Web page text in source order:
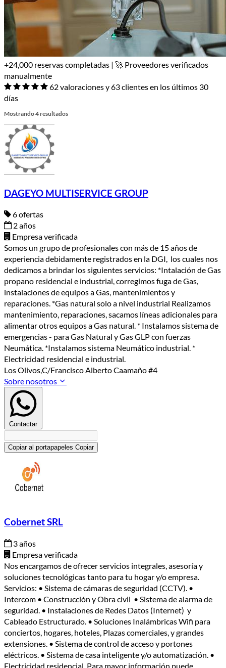
+24,000 reservas completadas | 🚀 Proveedores verificados
manualmente
62 valoraciones y 63 clientes en los últimos 30
días
Mostrando 4 resultados
DAGEYO MULTISERVICE GROUP
6 ofertas
2 años
Empresa verificada
Somos un grupo de profesionales con más de 15 años de
experiencia debidamente registrados en la DGI, los cuales nos
dedicamos a brindar los siguientes servicios: *Intalación de Gas
propano residencial e industrial, corregimos fuga de Gas,
instalaciones de equipos a Gas, mantenimientos y
reparaciones. *Gas natural solo a nivel industrial Realizamos
mantenimiento, reparaciones, sacamos líneas adicionales para
alimentar otros equipos a Gas natural. * Instalamos sistema de
emergencias - para Gas Natural y Gas GLP con fuerzas
Neumática. *Instalamos sistema Neumático industrial. *
Electricidad residencial e industrial.
Los Olivos,C/Francisco Alberto Caamaño #4
Sobre nosotros
Contactar
Copiar al portapapeles Copiar
Cobernet SRL
3 años
Empresa verificada
Nos encargamos de ofrecer servicios integrales, asesoría y
soluciones tecnológicas tanto para tu hogar y/o empresa.
Servicios: • Sistema de cámaras de seguridad (CCTV). •
Intercom • Construcción y Obra civil • Sistema de alarma de
seguridad. • Instalaciones de Redes Datos (Internet) y
Cableado Estructurado. • Soluciones Inalámbricas Wifi para
conciertos, hogares, hoteles, Plazas comerciales, y grandes
extensiones. • Sistema de control de acceso y portones
eléctricos. • Sistema de casa inteligente y/o automatización. •
Electricidad residencial. Para mayor información puede